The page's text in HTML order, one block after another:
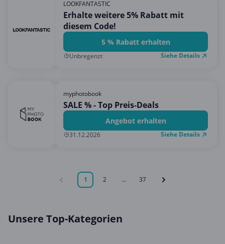
LOOKFANTASTIC
Erhalte weitere 5% Rabatt mit
diesem Code!
5 % Rabatt erhalten
Unbregenzt Siehe Details
myphotobook
SALE % - Top Preis-Deals
Angebot erhalten
31.12.2026 Siehe Details
1 2 ... 37
Unsere Top-Kategorien